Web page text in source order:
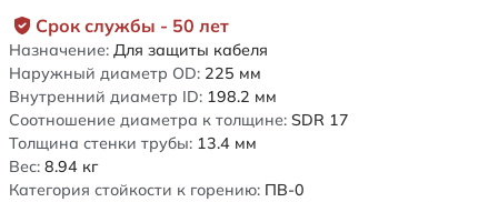
Срок службы - 50 лет
Назначение: Для защиты кабеля
Наружный диаметр OD: 225 мм
Внутренний диаметр ID: 198.2 мм
Соотношение диаметра к толщине: SDR 17
Толщина стенки трубы: 13.4 мм
Вес: 8.94 кг
Категория стойкости к горению: ПВ-0